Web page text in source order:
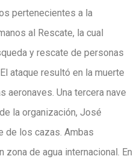
pertenecientes a la
al Rescate, la cual
y rescate de personas
ataque resultó en la muerte
aeronaves. Una tercera nave
la organización, José
de los cazas. Ambas
de agua internacional. En